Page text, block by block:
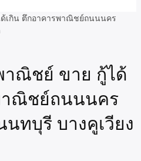
าณิชย์ ขาย กู้ได้
าณิชย์ถนนนคร
ทบุรี บางคูเวียง